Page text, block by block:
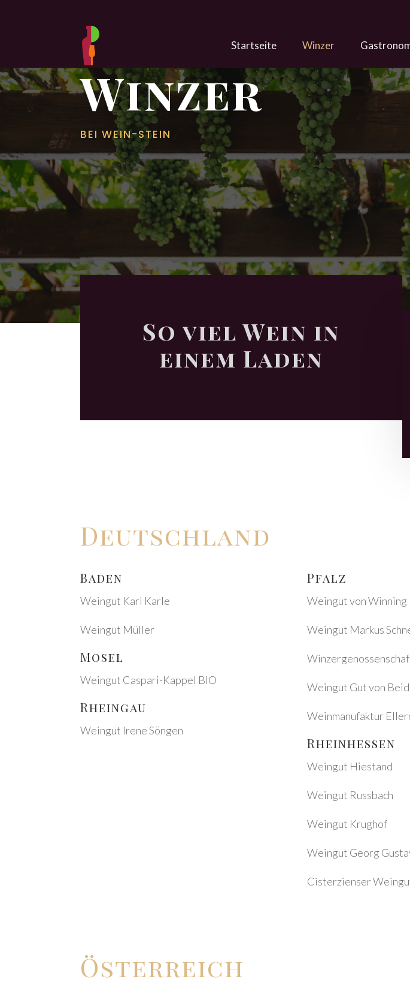
Start­sei­te Winzer
Winzer
BEI WEIN-STEIN
So viel Wein in
einem Laden
Deutsch­land
Baden
Wein­gut Karl Karle
Wein­gut Müller
Mosel
Wein­gut Caspa­ri-Kappel BIO
Rhein­gau
Wein­gut Irene Söngen
Pfalz
Wein­gut von Winning
Wein­gut Markus
Wein­gut Gut von
Wein­ma­nu­fak­tur
Rhein­hes­sen
Wein­gut Hiestand
Wein­gut Russ­bach
Wein­gut Krug­hof
Wein­gu­t Georg
Cister­zi­en­ser
Öster­reich